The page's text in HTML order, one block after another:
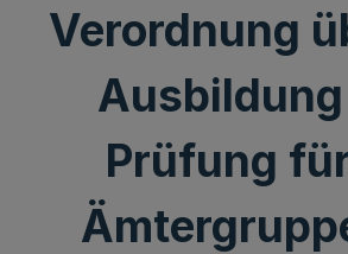
Verordnung
Prüfung